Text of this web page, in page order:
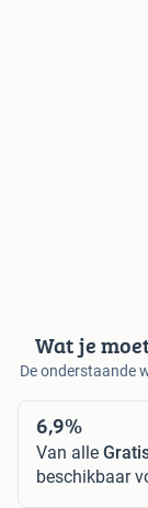
Wat je
De onderstaande
6,9%
Van alle
beschikbaar